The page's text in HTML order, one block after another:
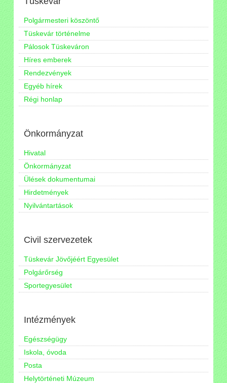
Polgármesteri köszöntő
Tüskevár történelme
Pálosok Tüskeváron
Híres emberek
Rendezvények
Egyéb hírek
Régi honlap
Önkormányzat
Hivatal
Önkormányzat
Ülések dokumentumai
Hirdetmények
Nyilvántartások
Civil szervezetek
Tüskevár Jövőjéért Egyesület
Polgárőrség
Sportegyesület
Intézmények
Egészségügy
Iskola, óvoda
Posta
Helytörténeti Múzeum